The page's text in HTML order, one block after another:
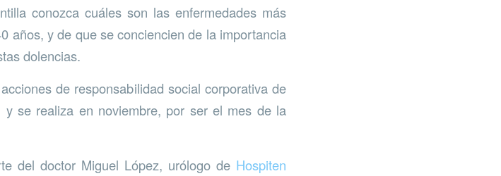
conozca cuáles son las enfermedades más
años, y de que se conciencien de la importancia
dolencias.
de responsabilidad social corporativa de
y se realiza en noviembre, por ser el mes de la
del doctor Miguel López, urólogo de Hospiten